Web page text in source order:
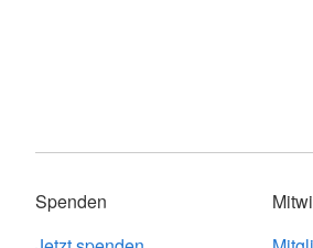
Spenden